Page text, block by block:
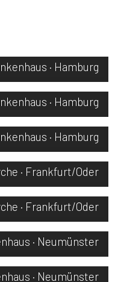
· Hamburg
· Hamburg
· Hamburg
· Frankfurt/Oder
· Frankfurt/Oder
· Neumünster
· Neumünster